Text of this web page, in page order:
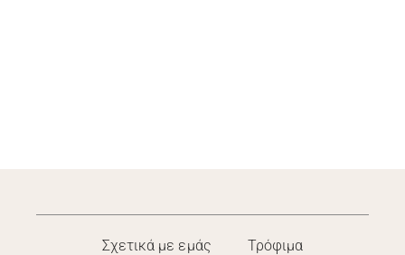
Σχετικά με εμάς
Τρόφιμα